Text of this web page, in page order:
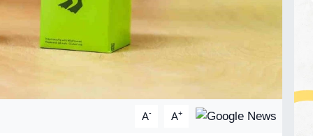
A- A+